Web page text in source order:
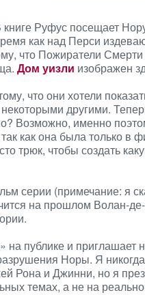
Руфус посещает
как над Перси
что Пожиратели
Дом уизли изображен
что они хотели
другими.
Возможно, именно
как она была только в
трюк, чтобы создать
серии (примечание: я
на прошлом Волан-
публике и приглашает
Норы. Я
Рона и Джинни, но я
темах, а не на